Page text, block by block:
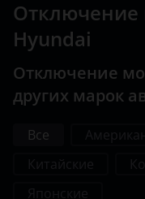
Отключение
Hyundai
Отключение
других марок
Все